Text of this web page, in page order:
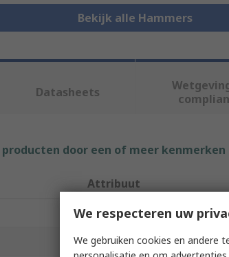
Bekijk alle Hammers
Datasheets
door een of meer
Attribuut
Merk
Hammer Type
We respecteren uw
We gebruiken cookies en andere